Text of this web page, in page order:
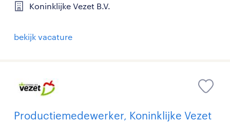
Koninklijke Vezet B.V.
bekijk vacature
Productiemedewerker, Koninklijke Vezet